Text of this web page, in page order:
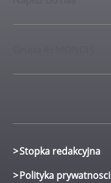
Stopka redakcyjna
Polityka prywatnosci